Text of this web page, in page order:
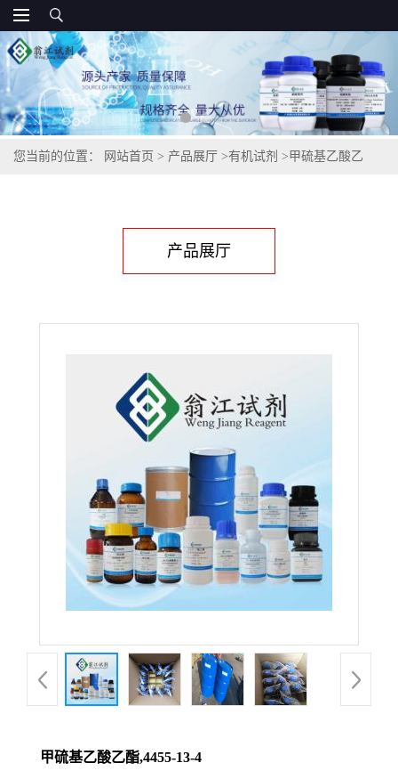
您当前的位置： 网站首页 > 产品展厅 >有机试剂 >甲硫基乙酸乙
产品展厅
甲硫基乙酸乙酯,4455-13-4